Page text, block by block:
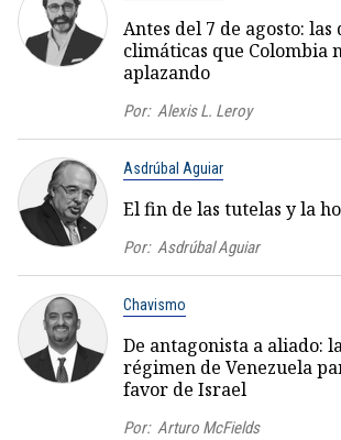
Antes del 7 de agosto: las
climáticas que Colombia
aplazando
Por: Alexis L. Leroy
Asdrúbal Aguiar
El fin de las tutelas y la
Por: Asdrúbal Aguiar
Chavismo
De antagonista a aliado:
régimen de Venezuela
favor de Israel
Por: Arturo McFields